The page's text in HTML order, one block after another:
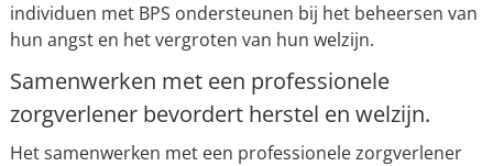
individuen met BPS ondersteunen bij het beheersen van
hun angst en het vergroten van hun welzijn.
Samenwerken met een professionele
zorgverlener bevordert herstel en welzijn.
Het samenwerken met een professionele zorgverlener